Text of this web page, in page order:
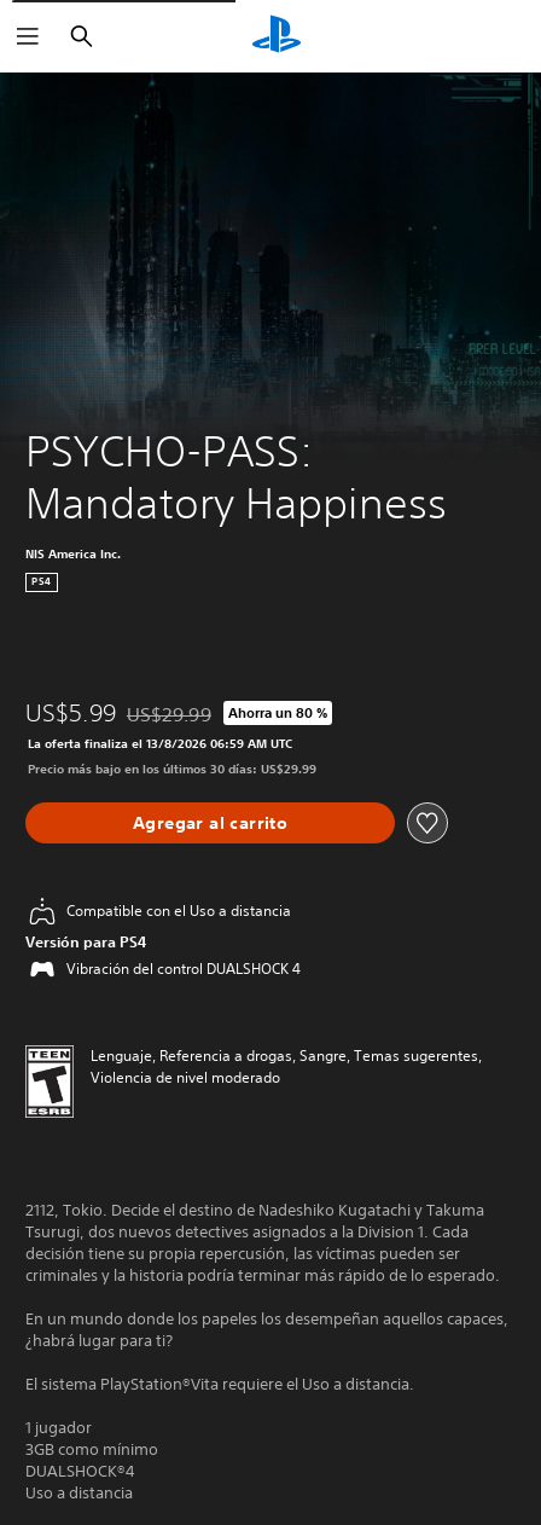
Buscar
PSYCHO-PASS:
Mandatory Happiness
NIS America Inc.
PS4
US$5.99 Rebajado del precio original de US$29.99
US$29.99 Ahorra un 80 %
La oferta finaliza el 13/8/2026 06:59 AM UTC
Precio más bajo en los últimos 30 días: US$29.99
Agregar al carrito
Compatible con el Uso a distancia
Versión para PS4
Vibración del control DUALSHOCK 4
Lenguaje, Referencia a drogas, Sangre, Temas sugerentes,
Violencia de nivel moderado
2112, Tokio. Decide el destino de Nadeshiko Kugatachi y Takuma
Tsurugi, dos nuevos detectives asignados a la Division 1. Cada
decisión tiene su propia repercusión, las víctimas pueden ser
criminales y la historia podría terminar más rápido de lo esperado.
En un mundo donde los papeles los desempeñan aquellos capaces,
¿habrá lugar para ti?
El sistema PlayStation®Vita requiere el Uso a distancia.
1 jugador
3GB como mínimo
DUALSHOCK®4
Uso a distancia